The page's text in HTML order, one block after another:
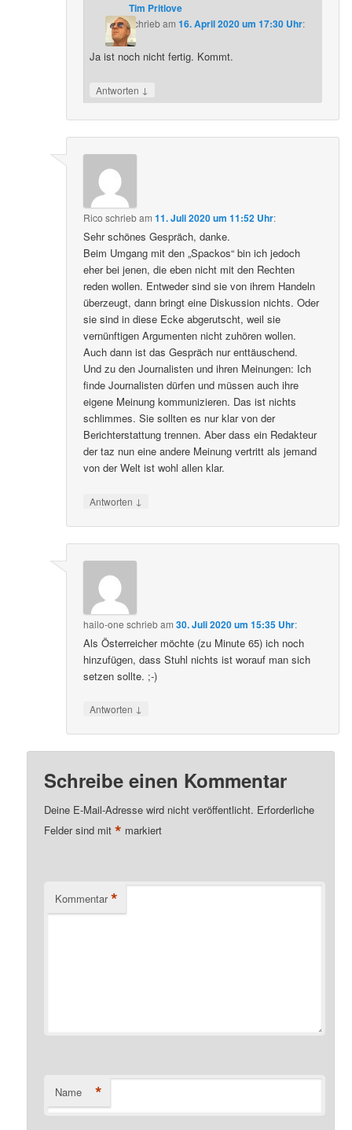
Tim Pritlove
schriebam 16. April 2020 um 17:30 Uhr:
Ja ist noch nicht fertig. Kommt.
Antworten ↓
Rico schriebam11. Juli 2020 um 11:52 Uhr:
Sehr schönes Gespräch, danke.
Beim Umgang mit den „Spackos“ bin ich jedoch
eher bei jenen, die eben nicht mit den Rechten
reden wollen. Entweder sind sie von ihrem Handeln
überzeugt, dann bringt eine Diskussion nichts. Oder
sie sind in diese Ecke abgerutscht, weil sie
vernünftigen Argumenten nicht zuhören wollen.
Auch dann ist das Gespräch nur enttäuschend.
Und zu den Journalisten und ihren Meinungen: Ich
finde Journalisten dürfen und müssen auch ihre
eigene Meinung kommunizieren. Das ist nichts
schlimmes. Sie sollten es nur klar von der
Berichterstattung trennen. Aber dass ein Redakteur
der taz nun eine andere Meinung vertritt als jemand
von der Welt ist wohl allen klar.
Antworten ↓
hailo-one schriebam30. Juli 2020 um 15:35 Uhr:
Als Österreicher möchte (zu Minute 65) ich noch
hinzufügen, dass Stuhl nichts ist worauf man sich
setzen sollte. ;-)
Antworten ↓
Schreibe einen Kommentar
Deine E-Mail-Adresse wird nicht veröffentlicht. Erforderliche
Felder sind mit* markiert
Kommentar *
Name *